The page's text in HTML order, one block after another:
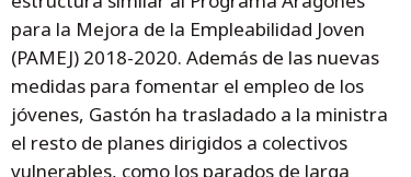
para la Mejora de la Empleabilidad Joven
(PAMEJ) 2018-2020. Además de las nuevas
medidas para fomentar el empleo de los
jóvenes, Gastón ha trasladado a la ministra
el resto de planes dirigidos a colectivos
vulnerables, como los parados de larga